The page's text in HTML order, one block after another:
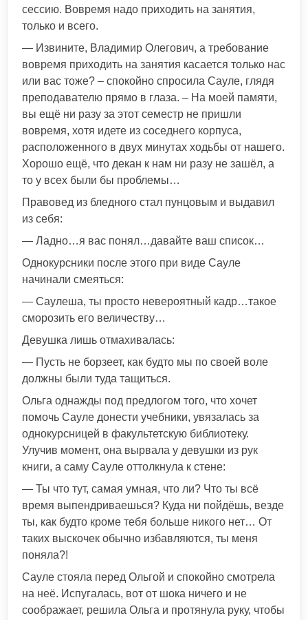
сессию. Вовремя надо приходить на занятия,
только и всего.
— Извините, Владимир Олегович, а требование
вовремя приходить на занятия касается только нас
или вас тоже? – спокойно спросила Сауле, глядя
преподавателю прямо в глаза. – На моей памяти,
вы ещё ни разу за этот семестр не пришли
вовремя, хотя идете из соседнего корпуса,
расположенного в двух минутах ходьбы от нашего.
Хорошо ещё, что декан к нам ни разу не зашёл, а
то у всех были бы проблемы…
Правовед из бледного стал пунцовым и выдавил
из себя:
— Ладно…я вас понял…давайте ваш список…
Однокурсники после этого при виде Сауле
начинали смеяться:
— Саулеша, ты просто невероятный кадр…такое
сморозить его величеству…
Девушка лишь отмахивалась:
— Пусть не борзеет, как будто мы по своей воле
должны были туда тащиться.
Ольга однажды под предлогом того, что хочет
помочь Сауле донести учебники, увязалась за
однокурсницей в факультетскую библиотеку.
Улучив момент, она вырвала у девушки из рук
книги, а саму Сауле оттолкнула к стене:
— Ты что тут, самая умная, что ли? Что ты всё
время выпендриваешься? Куда ни пойдёшь, везде
ты, как будто кроме тебя больше никого нет… От
таких выскочек обычно избавляются, ты меня
поняла?!
Сауле стояла перед Ольгой и спокойно смотрела
на неё. Испугалась, вот от шока ничего и не
соображает, решила Ольга и протянула руку, чтобы